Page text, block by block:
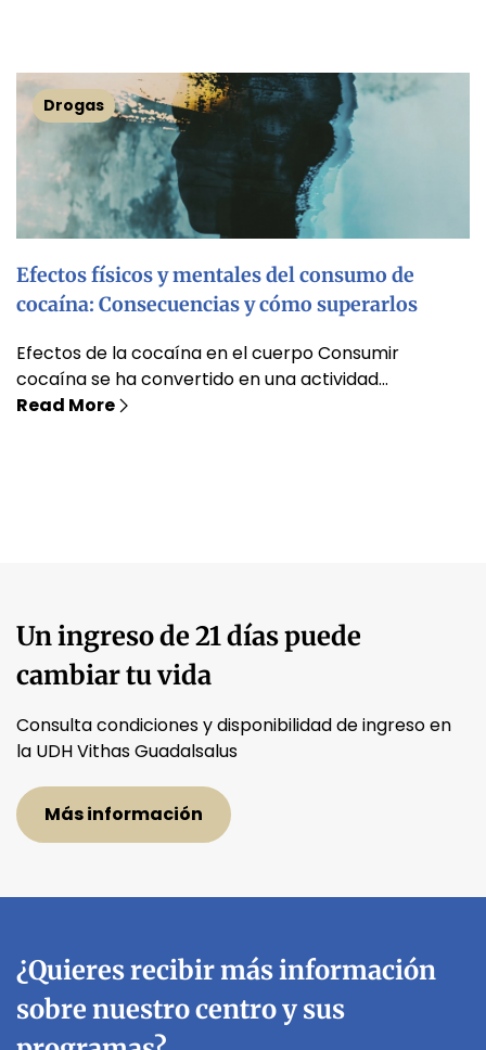
Drogas
Efectos físicos y mentales del consumo de
cocaína: Consecuencias y cómo superarlos
Efectos de la cocaína en el cuerpo Consumir
cocaína se ha convertido en una actividad...
Read More
Un ingreso de 21 días puede
cambiar tu vida
Consulta condiciones y disponibilidad de ingreso en
la UDH Vithas Guadalsalus
Más información
¿Quieres recibir más información
sobre nuestro centro y sus